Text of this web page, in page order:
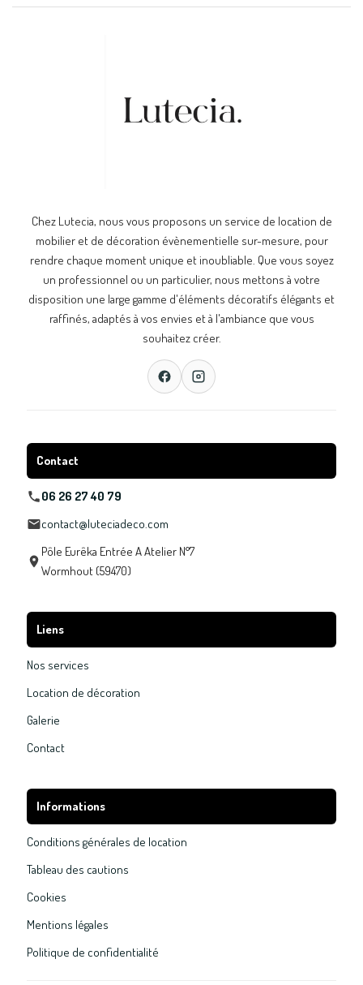
Chez Lutecia, nous vous proposons un service de location de
mobilier et de décoration évènementielle sur-mesure, pour
rendre chaque moment unique et inoubliable. Que vous soyez
un professionnel ou un particulier, nous mettons à votre
disposition une large gamme d'éléments décoratifs élégants et
raffinés, adaptés à vos envies et à l'ambiance que vous
souhaitez créer.
Contact
06 26 27 40 79
contact@luteciadeco.com
Pôle Eurêka Entrée A Atelier N°7
Wormhout (59470)
Liens
Nos services
Location de décoration
Galerie
Contact
Informations
Conditions générales de location
Tableau des cautions
Cookies
Mentions légales
Politique de confidentialité